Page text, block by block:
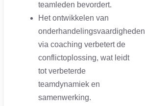
teamleden bevordert.
Het ontwikkelen van
onderhandelingsvaardigheden
via coaching verbetert de
conflictoplossing, wat leidt
tot verbeterde
teamdynamiek en
samenwerking.